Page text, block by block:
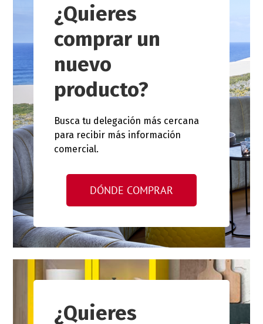
¿Quieres
comprar un
nuevo
producto?
Busca tu delegación más cercana
para recibir más información
comercial.
DÓNDE COMPRAR
¿Quieres